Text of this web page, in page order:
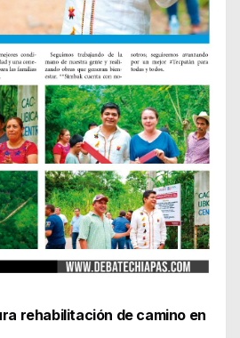
rehabilitación de camino en